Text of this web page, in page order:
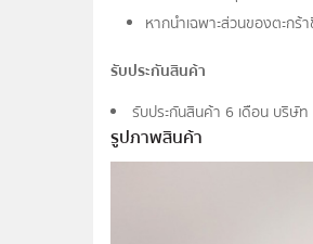
หากนำเฉพาะส่วนของตะก
รับประกันสินค้า
รับประกันสินค้า 6 เดือน บริษัท
รูปภาพสินค้า